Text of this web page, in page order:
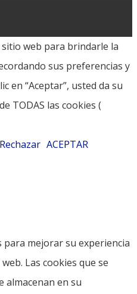
web para brindarle la
sus preferencias y
en “Aceptar”, usted da su
TODAS las cookies (
Rechazar ACEPTAR
para mejorar su experiencia
Las cookies que se
almacenan en su